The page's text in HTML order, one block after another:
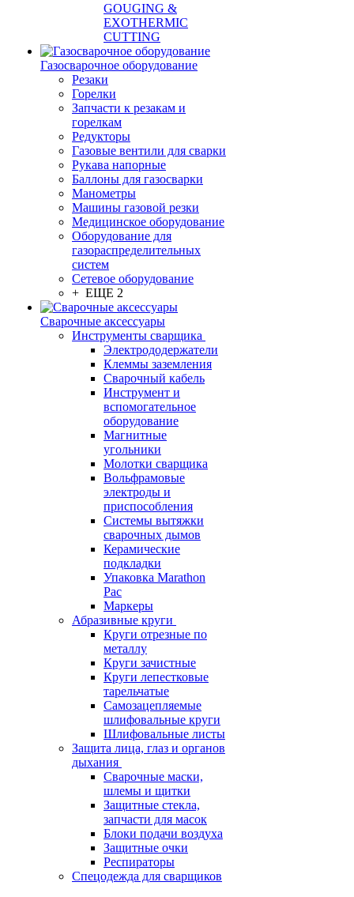
GOUGING &
EXOTHERMIC
CUTTING
Газосварочное оборудование
Резаки
Горелки
Запчасти к резакам и
горелкам
Редукторы
Газовые вентили для сварки
Рукава напорные
Баллоны для газосварки
Манометры
Машины газовой резки
Медицинское оборудование
Оборудование для
газораспределительных
систем
Сетевое оборудование
+ ЕЩЕ 2
Сварочные аксессуары
Инструменты сварщика
Электрододержатели
Клеммы заземления
Сварочный кабель
Инструмент и
вспомогательное
оборудование
Магнитные
угольники
Молотки сварщика
Вольфрамовые
электроды и
приспособления
Системы вытяжки
сварочных дымов
Керамические
подкладки
Упаковка Marathon
Pac
Маркеры
Абразивные круги
Круги отрезные по
металлу
Круги зачистные
Круги лепестковые
тарельчатые
Самозацепляемые
шлифовальные круги
Шлифовальные листы
Защита лица, глаз и органов
дыхания
Сварочные маски,
шлемы и щитки
Защитные стекла,
запчасти для масок
Блоки подачи воздуха
Защитные очки
Респираторы
Спецодежда для сварщиков